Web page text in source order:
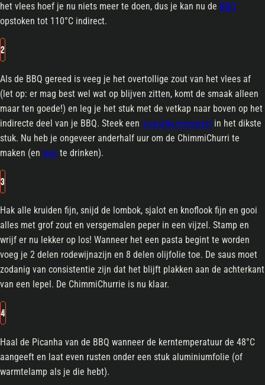
het vlees hoef je nu niets meer te doen, dus je kan nu de BBQ
opstoken tot 110°C indirect.
2
Als de BBQ gereed is veeg je het overtollige zout van het vlees af
(let op: er mag best wel wat op blijven zitten, komt de smaak alleen
maar ten goede!) en leg je het stuk met de vetkap naar boven op het
indirecte deel van je BBQ. Steek een vleesthermometer in het dikste
stuk. Nu heb je ongeveer anderhalf uur om de ChimmiChurri te
maken (en bier te drinken).
3
Hak alle kruiden fijn, snijd de lombok, sjalot en knoflook fijn en gooi
alles met grof zout en versgemalen peper in een vijzel. Stamp en
wrijf er nu lekker op los! Wanneer het een pasta begint te worden
voeg je 2 delen rodewijnazijn en 8 delen olijfolie toe. De saus moet
zodanig van consistentie zijn dat het blijft plakken aan de achterkant
van een lepel. De ChimmiChurrie is nu klaar.
4
Haal de Picanha van de BBQ wanneer de kerntemperatuur de 48°C
aangeeft en laat even rusten onder een stuk aluminiumfolie (of
warmtelamp als je die hebt).